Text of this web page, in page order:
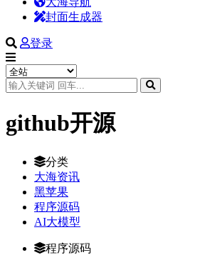
封面生成器
登录
github开源
分类
大海资讯
黑苹果
程序源码
AI大模型
程序源码